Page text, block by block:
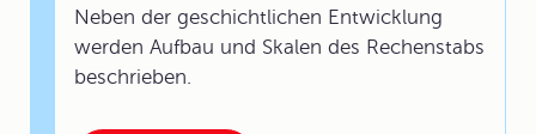
Neben der geschichtlichen Entwicklung
werden Aufbau und Skalen des Rechenstabs
beschrieben.